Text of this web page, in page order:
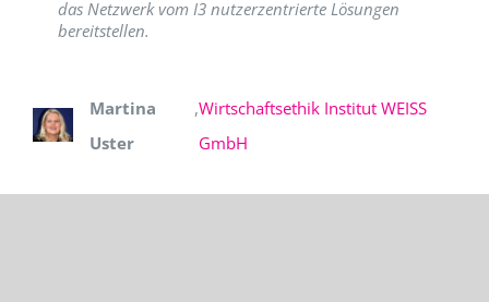
das Netzwerk vom I3 nutzerzentrierte Lösungen
bereitstellen.
Martina
Uster
,Wirtschaftsethik Institut WEISS
GmbH